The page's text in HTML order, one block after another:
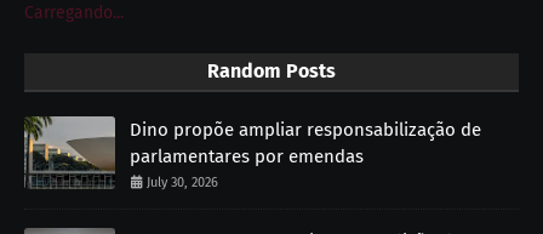
Carregando...
Random Posts
Dino propõe ampliar responsabilização de
parlamentares por emendas
July 30, 2026